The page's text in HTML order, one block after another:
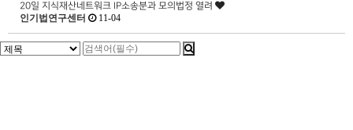
20일 지식재산네트워크 IP소송분과 모의법정 열려
인기법연구센터 11-04